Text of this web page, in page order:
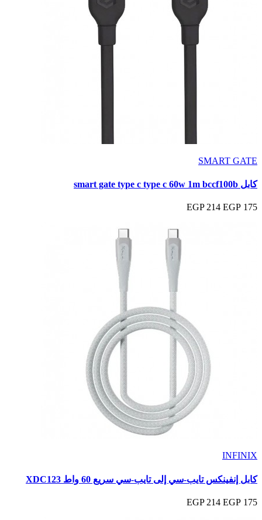
SMART GATE
كابل smart gate type c type c 60w 1m bccf100b
175 EGP
214 EGP
INFINIX
كابل إنفينكس تايب-سي إلى تايب-سي سريع 60 واط XDC123
175 EGP
214 EGP